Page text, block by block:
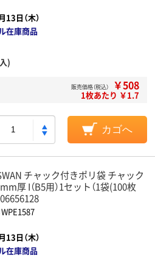
13日（木）
在庫商品
)
販売価格（税込） ￥508
1枚あたり ￥1.7
カゴへ
チャック付きポリ袋 チャック
厚 I（B5用）1セット（1袋(100枚
13日（木）
在庫商品